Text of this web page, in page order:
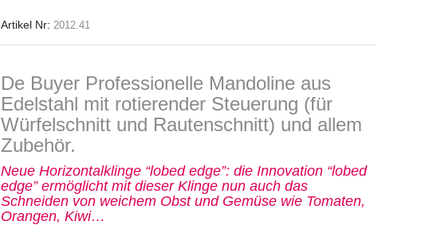
Artikel Nr: 2012.41
De Buyer Professionelle Mandoline aus
Edelstahl mit rotierender Steuerung (für
Würfelschnitt und Rautenschnitt) und allem
Zubehör.
Neue Horizontalklinge “lobed edge”: die Innovation “lobed
edge” ermöglicht mit dieser Klinge nun auch das
Schneiden von weichem Obst und Gemüse wie Tomaten,
Orangen, Kiwi…